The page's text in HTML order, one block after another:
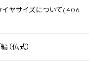
ヤサイズについて(406
仏式）